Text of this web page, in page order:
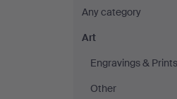
at
Any category
Art
Engravings & Prints
Other